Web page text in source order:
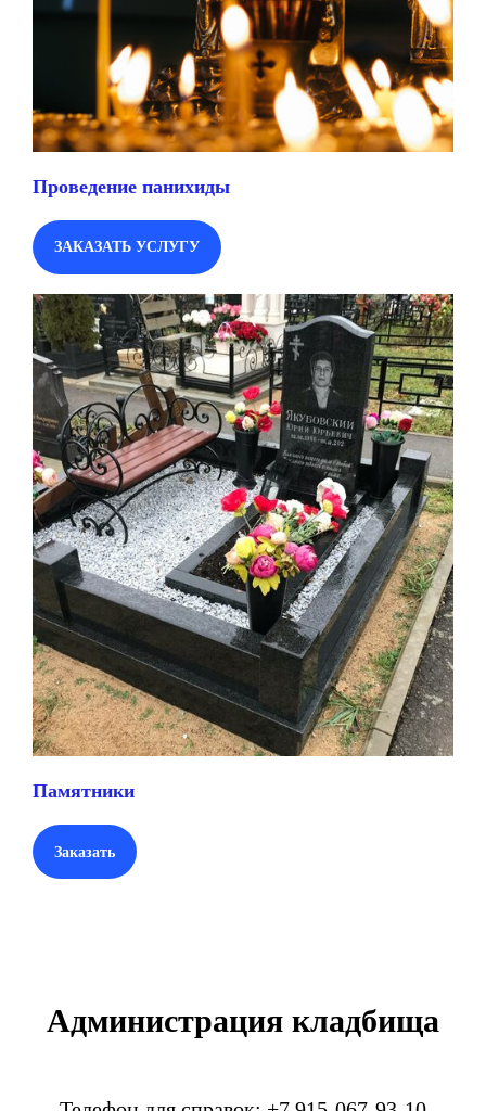
Проведение панихиды
ЗАКАЗАТЬ УСЛУГУ
Памятники
Заказать
Администрация кладбища